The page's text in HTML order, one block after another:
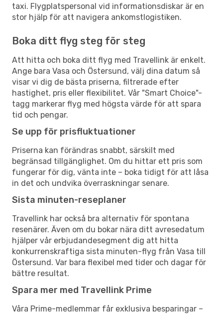
taxi. Flygplatspersonal vid informationsdiskar är en
stor hjälp för att navigera ankomstlogistiken.
Boka ditt flyg steg för steg
Att hitta och boka ditt flyg med Travellink är enkelt.
Ange bara Vasa och Östersund, välj dina datum så
visar vi dig de bästa priserna, filtrerade efter
hastighet, pris eller flexibilitet. Vår "Smart Choice"-
tagg markerar flyg med högsta värde för att spara
tid och pengar.
Se upp för prisfluktuationer
Priserna kan förändras snabbt, särskilt med
begränsad tillgänglighet. Om du hittar ett pris som
fungerar för dig, vänta inte – boka tidigt för att låsa
in det och undvika överraskningar senare.
Sista minuten-reseplaner
Travellink har också bra alternativ för spontana
resenärer. Även om du bokar nära ditt avresedatum
hjälper vår erbjudandesegment dig att hitta
konkurrenskraftiga sista minuten-flyg från Vasa till
Östersund. Var bara flexibel med tider och dagar för
bättre resultat.
Spara mer med Travellink Prime
Våra Prime-medlemmar får exklusiva besparingar –